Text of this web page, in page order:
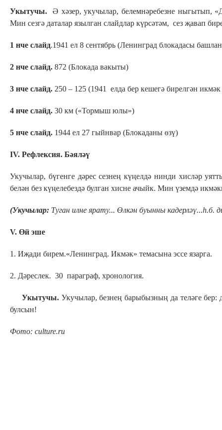
Укытучы.Ә хәзер, укучылар, белемнәребезне ныгытып,
Мин сезгә даталар язылган слайдлар күрсәтәм, сез җавап
1 нче слайд.1941 ел 8 сентябрь (Ленинград блокадасы
2 нче слайд. 872 (Блокада вакыты)
3 нче слайд. 250 – 125 (1941 елда бер кешегә бирелгән
4 нче слайд. 30 км («Тормыш юлы»)
5 нче слайд. 1944 ел 27 гыйнвар (Блокаданы өзү)
IV. Рефлексия. Бәяләү
Укучылар, бүгенге дәрес сезнең күңелдә нинди хисләр
белән без күңелебездә булган хисне ачыйк. Мин үземдә
(Укучылар: Туган илне ярату... Өлкән буынны кадерләү...һ.б.
V. Өй эше
1. Иҗади бирем.«Ленинград. Икмәк» темасына эссе язарга.
2. Дәреслек. 30 параграф, хронология.
Укытучы. Укучылар, безнең барыбызның да теләге бер:
булсын!
Фото: culture.ru